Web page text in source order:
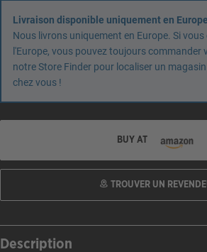
Livraison disponible uniquement en Europe
Nous livrons uniquement en Europe. Si vous
l'Europe, vous pouvez toujours commander
notre Store Finder pour localiser un
chez vous !
BUY AT
TROUVER UN
Description